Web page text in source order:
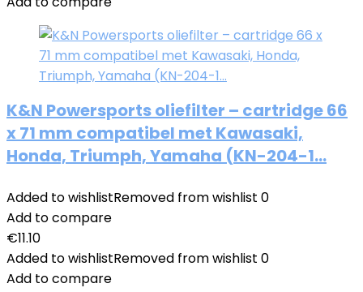
K&N Powersports oliefilter – cartridge 66
x 71 mm compatibel met Kawasaki,
Honda, Triumph, Yamaha (KN-204-1…
Added to wishlistRemoved from wishlist 0
Add to compare
€11.10
Added to wishlistRemoved from wishlist 0
Add to compare